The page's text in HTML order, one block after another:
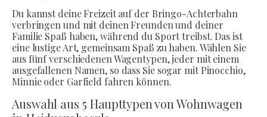
Du kannst deine Freizeit auf der Bringo-Achterbahn
verbringen und mit deinen Freunden und deiner
Familie Spaß haben, während du Sport treibst. Das ist
eine lustige Art, gemeinsam Spaß zu haben. Wählen Sie
aus fünf verschiedenen Wagentypen, jeder mit einem
ausgefallenen Namen, so dass Sie sogar mit Pinocchio,
Minnie oder Garfield fahren können.
Auswahl aus 5 Haupttypen von Wohnwagen